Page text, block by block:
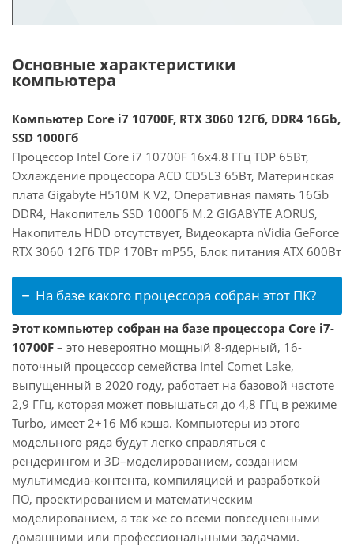
Основные характеристики
компьютера
Компьютер Core i7 10700F, RTX 3060 12Гб, DDR4 16Gb,
SSD 1000Гб
Процессор Intel Core i7 10700F 16x4.8 ГГц TDP 65Вт,
Охлаждение процессора ACD CD5L3 65Вт, Материнская
плата Gigabyte H510M K V2, Оперативная память 16Gb
DDR4, Накопитель SSD 1000Гб M.2 GIGABYTE AORUS,
Накопитель HDD отсутствует, Видеокарта nVidia GeForce
RTX 3060 12Гб TDP 170Вт mP55, Блок питания ATX 600Вт
На базе какого процессора собран этот ПК?
Этот компьютер собран на базе процессора Core i7-
10700F – это невероятно мощный 8-ядерный, 16-
поточный процессор семейства Intel Comet Lake,
выпущенный в 2020 году, работает на базовой частоте
2,9 ГГц, которая может повышаться до 4,8 ГГц в режиме
Turbo, имеет 2+16 Мб кэша. Компьютеры из этого
модельного ряда будут легко справляться с
рендерингом и 3D–моделированием, созданием
мультимедиа-контента, компиляцией и разработкой
ПО, проектированием и математическим
моделированием, а так же со всеми повседневными
домашними или профессиональными задачами.